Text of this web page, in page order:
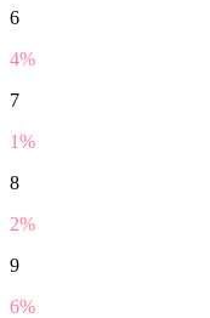
6
4%
7
1%
8
2%
9
6%